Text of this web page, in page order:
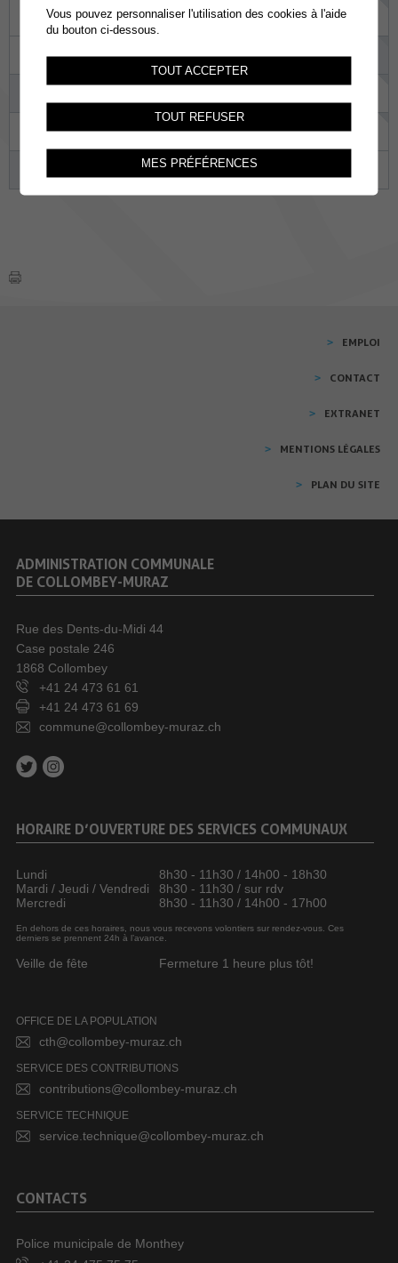
01 02 03 04 05
08 09 10 11 12
22 23 24 25 26
30 01 02
EMPLOI
CONTACT
EXTRANET
MENTIONS LÉGALES
PLAN DU SITE
ADMINISTRATION COMMUNALE
DE COLLOMBEY-MURAZ
Rue des Dents-du-Midi 44
Case postale 246
1868 Collombey
+41 24 473 61 61
+41 24 473 61 69
commune@collombey-muraz.ch
HORAIRE D’OUVERTURE DES SERVICES COMMUNAUX
Lundi
8h30 - 11h30 / 14h00 - 18h30
Mardi / Jeudi / Vendredi
8h30 - 11h30 / sur rdv
Mercredi
8h30 - 11h30 / 14h00 - 17h00
En dehors de ces horaires, nous vous recevons volontiers sur rendez-vous. Ces
derniers se prennent 24h à l’avance.
Veille de fête Fermeture 1 heure plus tôt!
OFFICE DE LA POPULATION
cth@collombey-muraz.ch
SERVICE DES CONTRIBUTIONS
contributions@collombey-muraz.ch
SERVICE TECHNIQUE
service.technique@collombey-muraz.ch
CONTACTS
Police municipale de Monthey
Vous pouvez personnaliser l'utilisation des cookies à l'aide
du bouton ci-dessous.
TOUT ACCEPTER
TOUT REFUSER
MES PRÉFÉRENCES